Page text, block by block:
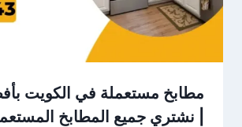
مطابخ مستعملة في الكويت
| نشتري جميع المطابخ